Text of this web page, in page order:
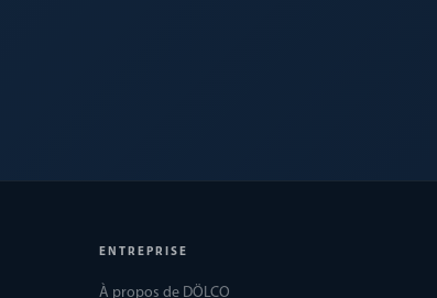
ENTREPRISE
À propos de DÖLCO